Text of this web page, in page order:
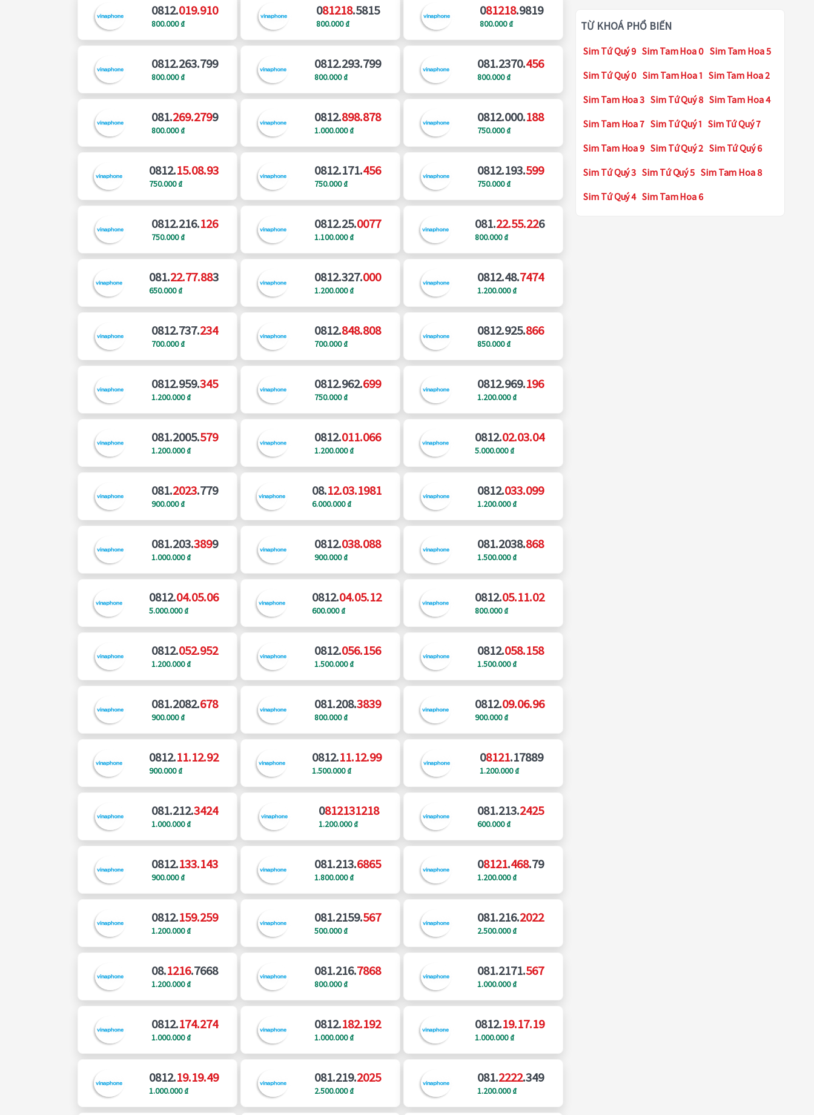
0812.019.910
800.000 ₫
081218.5815
800.000 ₫
081218.9819
800.000 ₫
0812.263.799
800.000 ₫
0812.293.799
800.000 ₫
081.2370.456
800.000 ₫
081.269.2799
800.000 ₫
0812.898.878
1.000.000 ₫
0812.000.188
750.000 ₫
0812.15.08.93
750.000 ₫
0812.171.456
750.000 ₫
0812.193.599
750.000 ₫
0812.216.126
750.000 ₫
0812.25.0077
1.100.000 ₫
081.22.55.226
800.000 ₫
081.22.77.883
650.000 ₫
0812.327.000
1.200.000 ₫
0812.48.7474
1.200.000 ₫
0812.737.234
700.000 ₫
0812.848.808
700.000 ₫
0812.925.866
850.000 ₫
0812.959.345
1.200.000 ₫
0812.962.699
750.000 ₫
0812.969.196
1.200.000 ₫
081.2005.579
1.200.000 ₫
0812.011.066
1.200.000 ₫
0812.02.03.04
5.000.000 ₫
081.2023.779
900.000 ₫
08.12.03.1981
6.000.000 ₫
0812.033.099
1.200.000 ₫
081.203.3899
1.000.000 ₫
0812.038.088
900.000 ₫
081.2038.868
1.500.000 ₫
0812.04.05.06
5.000.000 ₫
0812.04.05.12
600.000 ₫
0812.05.11.02
800.000 ₫
0812.052.952
1.200.000 ₫
0812.056.156
1.500.000 ₫
0812.058.158
1.500.000 ₫
081.2082.678
900.000 ₫
081.208.3839
800.000 ₫
0812.09.06.96
900.000 ₫
0812.11.12.92
900.000 ₫
0812.11.12.99
1.500.000 ₫
08121.17889
1.200.000 ₫
081.212.3424
1.000.000 ₫
0812131218
1.200.000 ₫
081.213.2425
600.000 ₫
0812.133.143
900.000 ₫
081.213.6865
1.800.000 ₫
08121.468.79
1.200.000 ₫
0812.159.259
1.200.000 ₫
081.2159.567
500.000 ₫
081.216.2022
2.500.000 ₫
08.1216.7668
1.200.000 ₫
081.216.7868
800.000 ₫
081.2171.567
1.000.000 ₫
0812.174.274
1.000.000 ₫
0812.182.192
1.000.000 ₫
0812.19.17.19
1.000.000 ₫
0812.19.19.49
1.000.000 ₫
081.219.2025
2.500.000 ₫
081.2222.349
1.200.000 ₫
TỪ KHOÁ PHỔ BIẾN
Sim Tứ Quý 9 Sim Tam Hoa 0 Sim Tam Hoa 5
Sim Tứ Quý 0 Sim Tam Hoa 1 Sim Tam Hoa 2
Sim Tam Hoa 3 Sim Tứ Quý 8 Sim Tam Hoa 4
Sim Tam Hoa 7 Sim Tứ Quý 1 Sim Tứ Quý 7
Sim Tam Hoa 9 Sim Tứ Quý 2 Sim Tứ Quý 6
Sim Tứ Quý 3 Sim Tứ Quý 5 Sim Tam Hoa 8
Sim Tứ Quý 4 Sim Tam Hoa 6